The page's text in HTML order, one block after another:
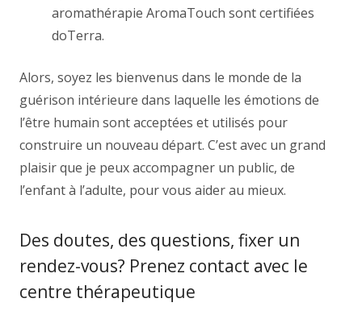
aromathérapie AromaTouch sont certifiées
doTerra.
Alors, soyez les bienvenus dans le monde de la
guérison intérieure dans laquelle les émotions de
l’être humain sont acceptées et utilisés pour
construire un nouveau départ. C’est avec un grand
plaisir que je peux accompagner un public, de
l’enfant à l’adulte, pour vous aider au mieux.
Des doutes, des questions, fixer un
rendez-vous? Prenez contact avec le
centre thérapeutique